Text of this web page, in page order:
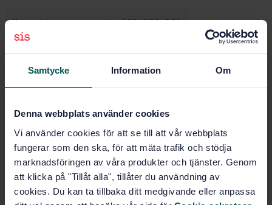
Samtycke Information Om
Denna webbplats använder cookies
Vi använder cookies för att se till att vår webbplats
fungerar som den ska, för att mäta trafik och stödja
marknadsföringen av våra produkter och tjänster. Genom
att klicka på "Tillåt alla", tillåter du användning av
cookies. Du kan ta tillbaka ditt medgivande eller anpassa
Magnetic components (29.100.10)
Buy this standard
SWEDISH STANDARD· SS-EN IEC 62044-3:2024 RLV
Cores made of soft magnetic materials - Measuring
methods - Part 3: Magnetic properties at high
excitation level
Subscribe on standards - Read more